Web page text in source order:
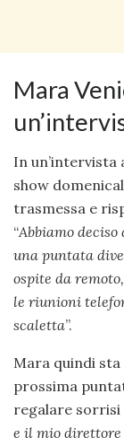
Mara
In un’intervista
show
trasmessa e
“Abbiamo deciso
una puntata
ospite da
le riunioni
scaletta”.
Mara quindi
prossima
regalare
e il mio direttore